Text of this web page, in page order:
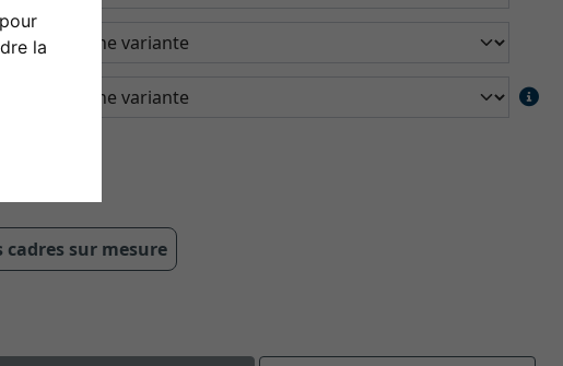
la
cadres sur mesure